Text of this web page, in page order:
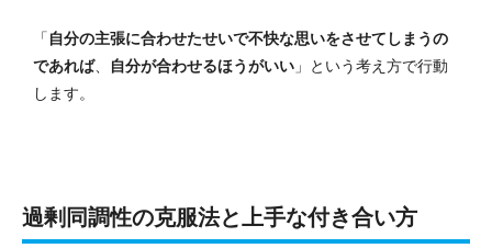
「 自分の主張に合わせたせいで不快な思いをさせてしまうの
であれば、 自分が合わせるほうがいい 」という考え方で行動
します。
過剰同調性の克服法と上手な付き合い方